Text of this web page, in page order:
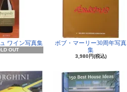
ワイン写真集
OUT
ボブ・マーリー30周年写真
集
3,980円(税込)